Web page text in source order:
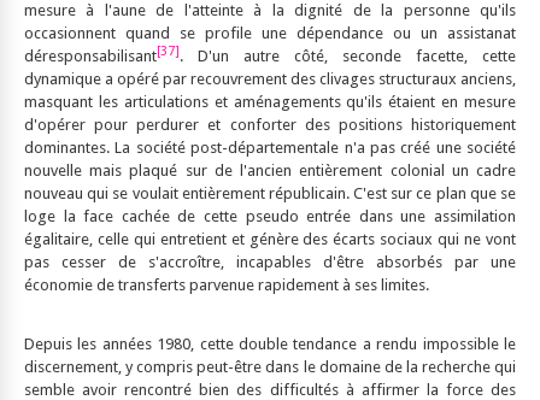
mesure à l'aune de l'atteinte à la dignité de la personne qu'ils
occasionnent quand se profile une dépendance ou un assistanat
déresponsabilisant[37]. D'un autre côté, seconde facette, cette
dynamique a opéré par recouvrement des clivages structuraux anciens,
masquant les articulations et aménagements qu'ils étaient en mesure
d'opérer pour perdurer et conforter des positions historiquement
dominantes. La société post-départementale n'a pas créé une société
nouvelle mais plaqué sur de l'ancien entièrement colonial un cadre
nouveau qui se voulait entièrement républicain. C'est sur ce plan que se
loge la face cachée de cette pseudo entrée dans une assimilation
égalitaire, celle qui entretient et génère des écarts sociaux qui ne vont
pas cesser de s'accroître, incapables d'être absorbés par une
économie de transferts parvenue rapidement à ses limites.
Depuis les années 1980, cette double tendance a rendu impossible le
discernement, y compris peut-être dans le domaine de la recherche qui
semble avoir rencontré bien des difficultés à affirmer la force des